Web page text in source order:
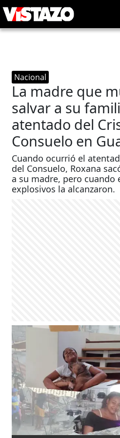
Nacional
La madre que
salvar a su
atentado del
Consuelo en
Cuando ocurrió el
del Consuelo, Roxana
a su madre, pero cuando
explosivos la alcanzaron.